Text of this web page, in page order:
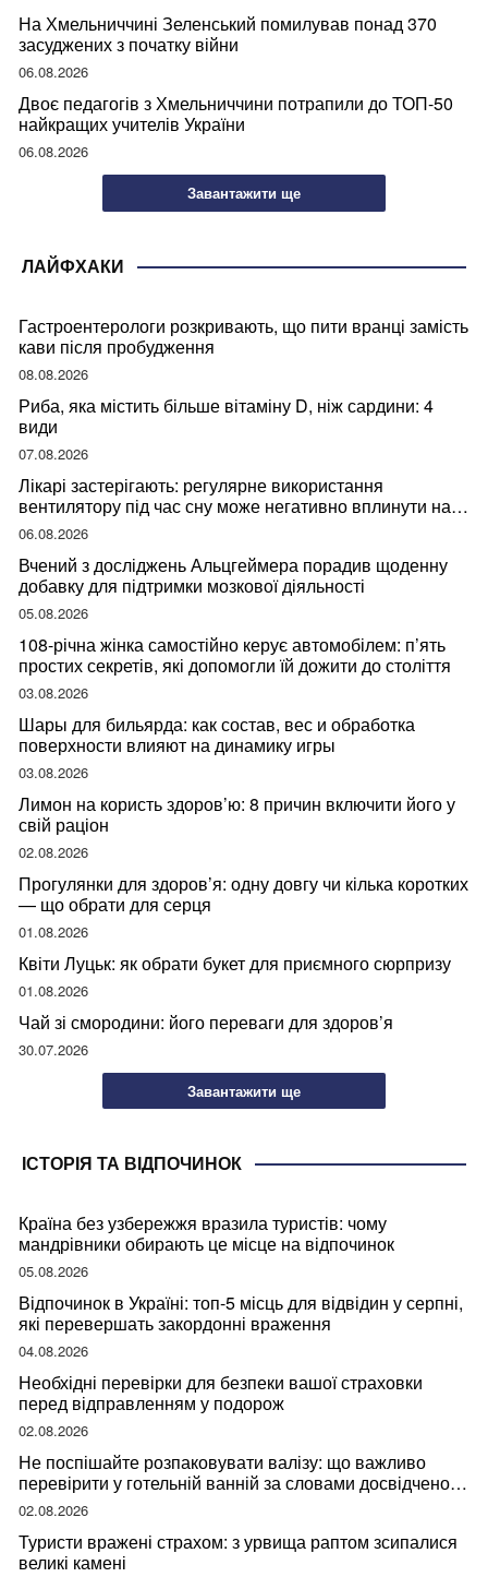
На Хмельниччині Зеленський помилував понад 370
засуджених з початку війни
06.08.2026
Двоє педагогів з Хмельниччини потрапили до ТОП-50
найкращих учителів України
06.08.2026
Завантажити ще
ЛАЙФХАКИ
Гастроентерологи розкривають, що пити вранці замість
кави після пробудження
08.08.2026
Риба, яка містить більше вітаміну D, ніж сардини: 4
види
07.08.2026
Лікарі застерігають: регулярне використання
вентилятору під час сну може негативно вплинути на
ваше здоров’я
06.08.2026
Вчений з досліджень Альцгеймера порадив щоденну
добавку для підтримки мозкової діяльності
05.08.2026
108-річна жінка самостійно керує автомобілем: п’ять
простих секретів, які допомогли їй дожити до століття
03.08.2026
Шары для бильярда: как состав, вес и обработка
поверхности влияют на динамику игры
03.08.2026
Лимон на користь здоров’ю: 8 причин включити його у
свій раціон
02.08.2026
Прогулянки для здоров’я: одну довгу чи кілька коротких
— що обрати для серця
01.08.2026
Квіти Луцьк: як обрати букет для приємного сюрпризу
01.08.2026
Чай зі смородини: його переваги для здоров’я
30.07.2026
Завантажити ще
ІСТОРІЯ ТА ВІДПОЧИНОК
Країна без узбережжя вразила туристів: чому
мандрівники обирають це місце на відпочинок
05.08.2026
Відпочинок в Україні: топ-5 місць для відвідин у серпні,
які перевершать закордонні враження
04.08.2026
Необхідні перевірки для безпеки вашої страховки
перед відправленням у подорож
02.08.2026
Не поспішайте розпаковувати валізу: що важливо
перевірити у готельній ванній за словами досвідченої
мандрівниці
02.08.2026
Туристи вражені страхом: з урвища раптом зсипалися
великі камені